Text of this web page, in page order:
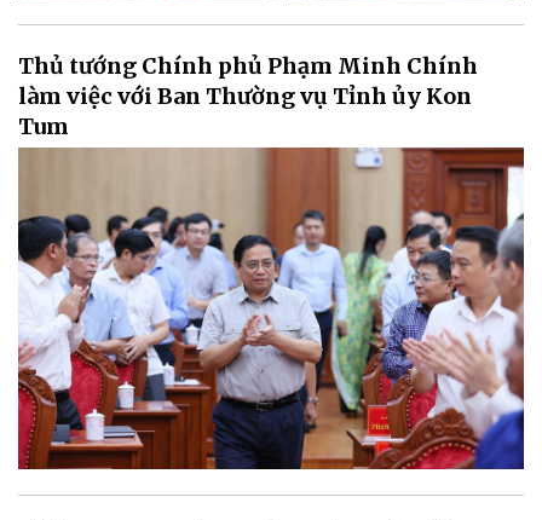
Thủ tướng Chính phủ Phạm Minh Chính
làm việc với Ban Thường vụ Tỉnh ủy Kon
Tum